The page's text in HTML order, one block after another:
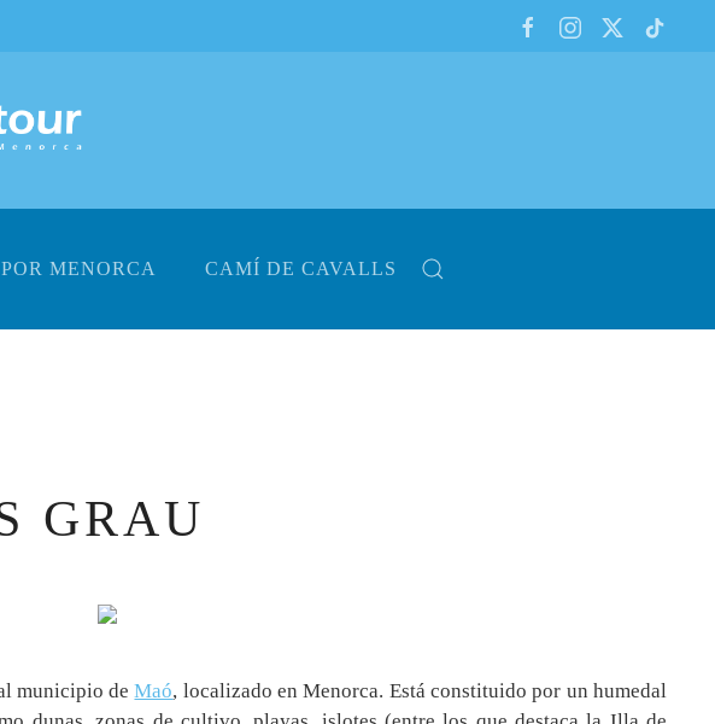
MENORCA CAMÍ DE CAVALLS
GRAU
municipio deMaó, localizado en Menorca. Está constituido por un humedal